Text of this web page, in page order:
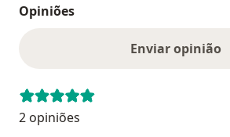
Opiniões
Enviar opinião
2 opiniões